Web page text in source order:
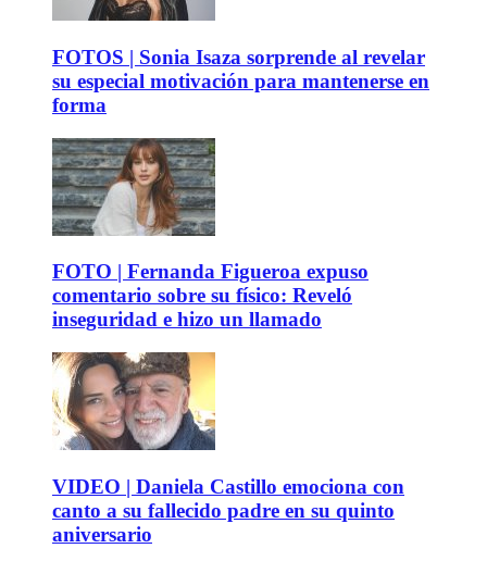
FOTOS | Sonia Isaza sorprende al revelar
su especial motivación para mantenerse en
forma
FOTO | Fernanda Figueroa expuso
comentario sobre su físico: Reveló
inseguridad e hizo un llamado
VIDEO | Daniela Castillo emociona con
canto a su fallecido padre en su quinto
aniversario